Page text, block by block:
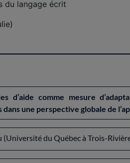
du langage écrit
d’aide comme mesure
une perspective globale de
(Université du Québec à Trois-